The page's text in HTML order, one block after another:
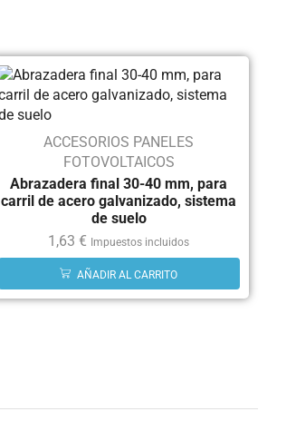
ACCESORIOS PANELES
FOTOVOLTAICOS
Abrazadera final 30-40 mm, para
carril de acero galvanizado, sistema
de suelo
1,63€ Impuestos incluidos
AÑADIR AL CARRITO